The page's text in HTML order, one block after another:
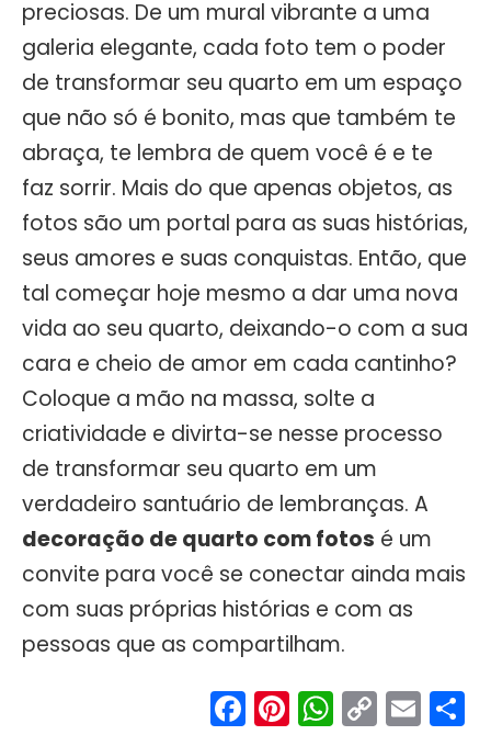
preciosas. De um mural vibrante a uma
galeria elegante, cada foto tem o poder
de transformar seu quarto em um espaço
que não só é bonito, mas que também te
abraça, te lembra de quem você é e te
faz sorrir. Mais do que apenas objetos, as
fotos são um portal para as suas histórias,
seus amores e suas conquistas. Então, que
tal começar hoje mesmo a dar uma nova
vida ao seu quarto, deixando-o com a sua
cara e cheio de amor em cada cantinho?
Coloque a mão na massa, solte a
criatividade e divirta-se nesse processo
de transformar seu quarto em um
verdadeiro santuário de lembranças. A
decoração de quarto com fotos é um
convite para você se conectar ainda mais
com suas próprias histórias e com as
pessoas que as compartilham.
Facebook
Pinterest
Copy